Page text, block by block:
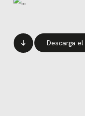
Descarga